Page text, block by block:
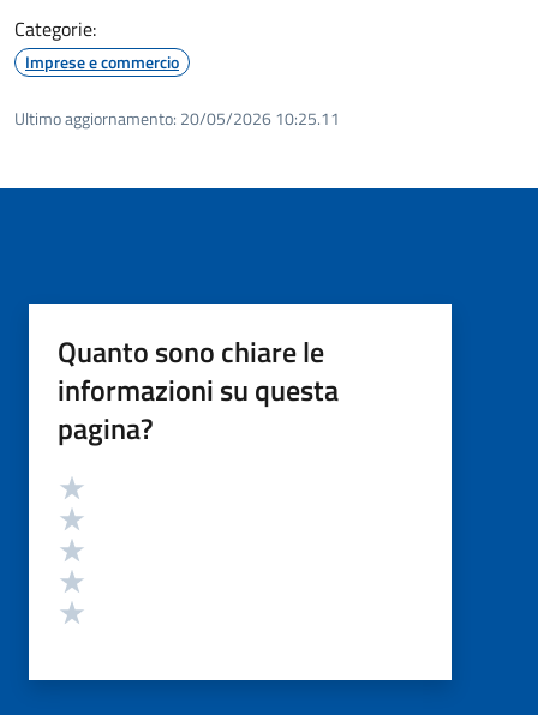
Categorie:
Imprese e commercio
Ultimo aggiornamento: 20/05/2026 10:25.11
Quanto sono chiare le
informazioni su questa
pagina?
Valutazione